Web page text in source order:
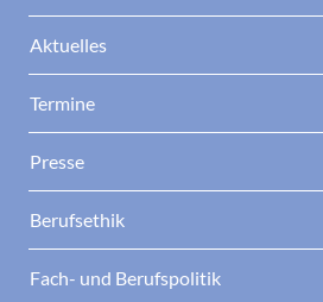
Aktuelles
Termine
Presse
Berufsethik
Fach- und Berufspolitik